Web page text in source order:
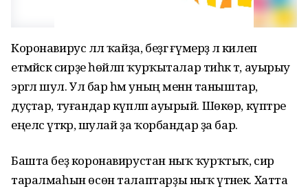
Коронавирус әллә ҡайҙа, беҙгә ғүмерҙә лә килеп
етмәйәсәк сирҙе һөйләп ҡурҡыталар тиһәк тә, ауырыу
эргәлә шул. Ул бар һәм уның менән таныштар,
дуҫтар, туғандар күпләп ауырый. Шөкөр, күптәре
еңелсә үткәрә, шулай ҙа ҡорбандар ҙа бар.
Башта беҙ коронавирустан ныҡ ҡурҡтыҡ, сир
таралмаһын өсөн талаптарҙы ныҡ үтәнек. Хатта